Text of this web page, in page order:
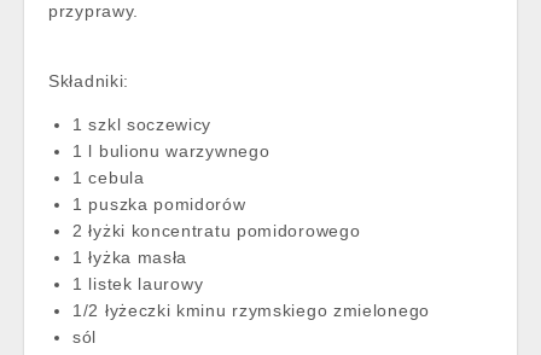
przyprawy.
Składniki:
1 szkl soczewicy
1 l bulionu warzywnego
1 cebula
1 puszka pomidorów
2 łyżki koncentratu pomidorowego
1 łyżka masła
1 listek laurowy
1/2 łyżeczki kminu rzymskiego zmielonego
sól